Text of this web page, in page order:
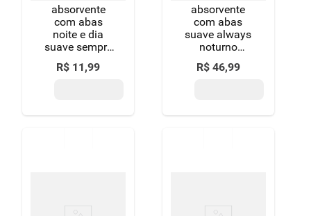
absorvente
com abas
noite e dia
suave sempre
livre adapt
plus pacote 8
R$ 11,99
absorvente
com abas
suave always
noturno
grande pacote
32 unidades
R$ 46,99